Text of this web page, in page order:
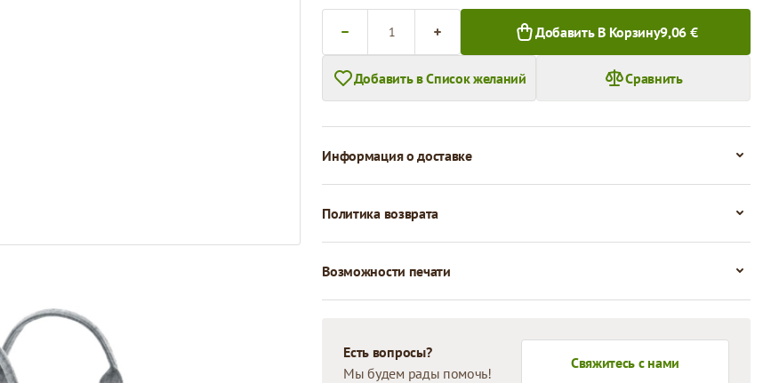
Добавить В Корзину9,06 €
Добавить в Список желаний Сравнить
Информация о доставке
Политика возврата
Возможности печати
Есть вопросы?
Мы будем рады помочь!
Свяжитесь с нами